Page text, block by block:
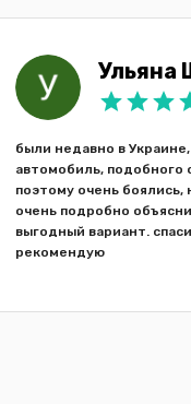
Ульяна
были недавно в
автомобиль, подобного
поэтому очень боялись,
очень подробно
выгодный вариант.
рекомендую